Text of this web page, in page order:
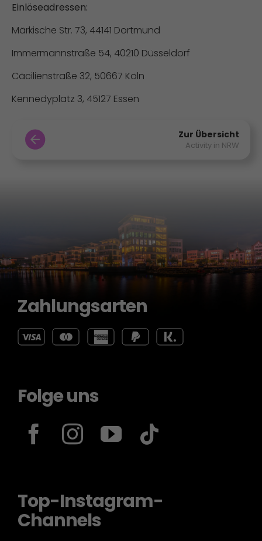
Einlöseadressen:
Märkische Str. 73, 44141 Dortmund
Immermannstraße 54, 40210 Düsseldorf
Cäcilienstraße 32, 50667 Köln
Kennedyplatz 3, 45127 Essen
Zur Übersicht
Activity in NRW
Zahlungsarten
Folge uns
Top-Instagram-
Channels